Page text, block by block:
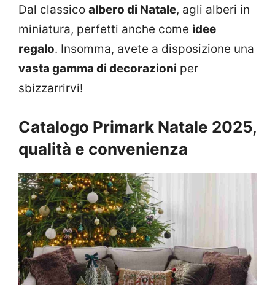
Dal classico albero di Natale, agli alberi in
miniatura, perfetti anche come idee
regalo. Insomma, avete a disposizione una
vasta gamma di decorazioni per
sbizzarrirvi!
Catalogo Primark Natale 2025,
qualità e convenienza